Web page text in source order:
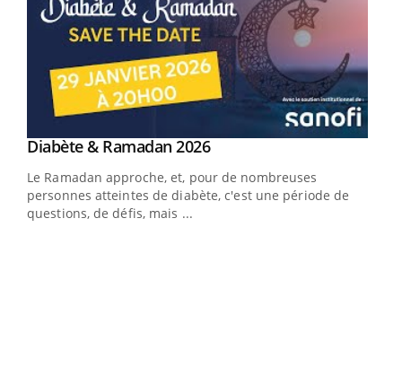
Youtube
Diabète & Ramadan 2026Youtube
Le Ramadan approche, et, pour de nombreuses
personnes atteintes de diabète, c'est une période de
questions, de défis, mais ...